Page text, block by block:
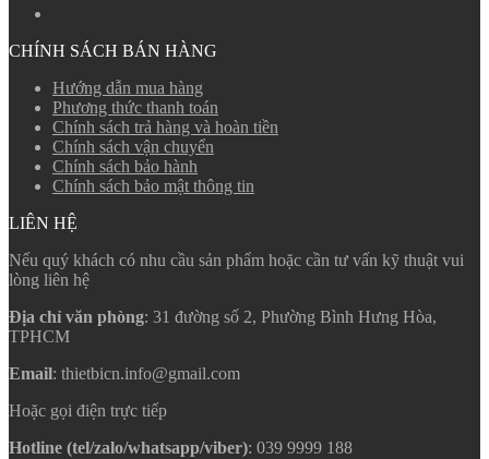
CHÍNH SÁCH BÁN HÀNG
Hướng dẫn mua hàng
Phương thức thanh toán
Chính sách trả hàng và hoàn tiền
Chính sách vận chuyển
Chính sách bảo hành
Chính sách bảo mật thông tin
LIÊN HỆ
Nếu quý khách có nhu cầu sản phẩm hoặc cần tư vấn kỹ thuật vui
lòng liên hệ
Địa chỉ văn phòng: 31 đường số 2, Phường Bình Hưng Hòa,
TPHCM
Email: thietbicn.info@gmail.com
Hoặc gọi điện trực tiếp
Hotline (tel/zalo/whatsapp/viber): 039 9999 188